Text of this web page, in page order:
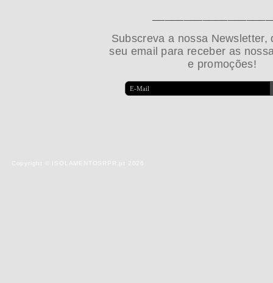
Subscreva a nossa Newsletter,
seu email para receber as
e promoções!
Copyright © ISOLAMENTOSRPR.pt 2026